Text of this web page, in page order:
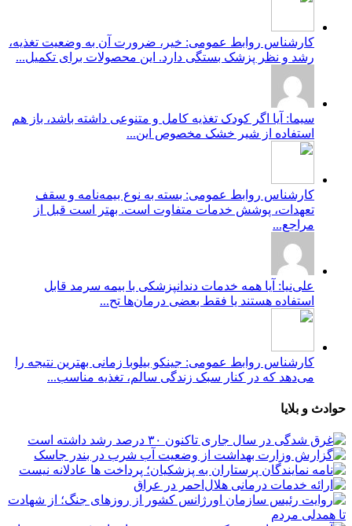
کارشناس روابط عمومی: خیر، ضرورت آن به وضعیت تغذیه،
رشد و نظر پزشک بستگی دارد. این محصولات برای تکمیل...
سیما: آیا اگر کودک تغذیه کامل و متنوعی داشته باشد، باز هم
استفاده از شیر خشک مخصوص این...
کارشناس روابط عمومی: بسته به نوع بیمه‌نامه و سقف
تعهدات، پوشش خدمات متفاوت است. بهتر است قبل از
مراجع...
علی‌نیا: آیا همه خدمات دندانپزشکی با بیمه سرمد قابل
استفاده هستند یا فقط بعضی درمان‌ها تح...
کارشناس روابط عمومی: جینکو بیلوبا زمانی بهترین نتیجه را
می‌دهد که در کنار سبک زندگی سالم، تغذیه مناسب...
حوادث و بلایا